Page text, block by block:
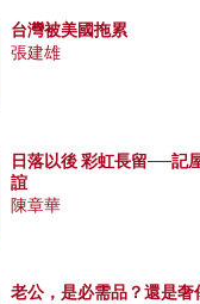
台灣被美國拖累
張建雄
日落以後 彩虹長留──記
誼
陳章華
老公，是必需品？還是奢